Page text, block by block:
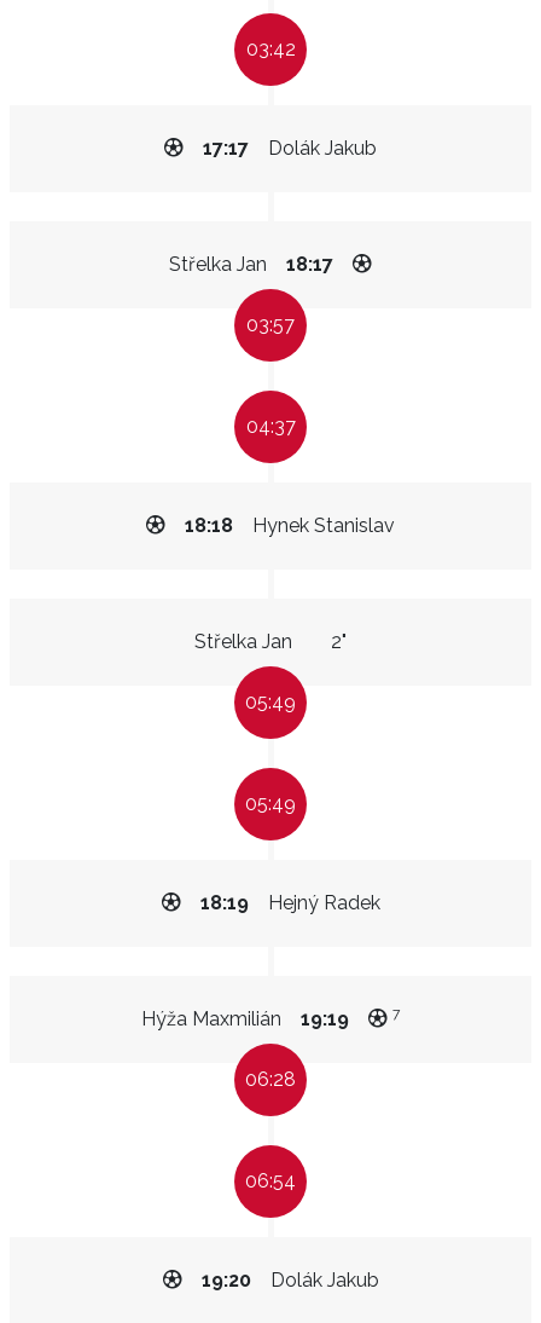
03:42
Dolák Jakub
17:17
Střelka Jan 18:17
03:57
04:37
Hynek Stanislav
18:18
Střelka Jan 2"
05:49
05:49
Hejný Radek
18:19
Hýža Maxmilián 19:19 7
06:28
06:54
Dolák Jakub
19:20